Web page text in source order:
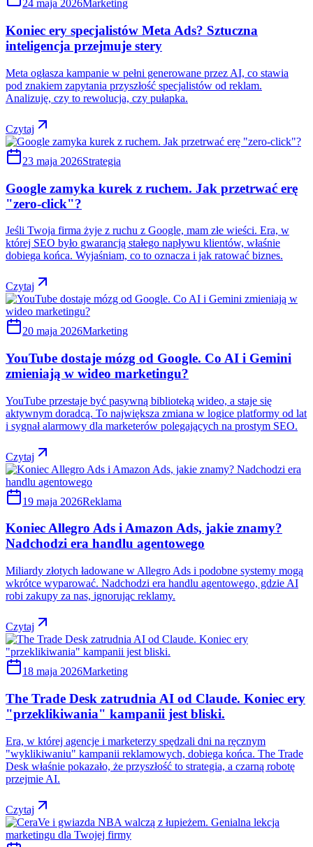
24 maja 2026Marketing
Koniec ery specjalistów Meta Ads? Sztuczna
inteligencja przejmuje stery
Meta ogłasza kampanie w pełni generowane przez AI, co stawia
pod znakiem zapytania przyszłość specjalistów od reklam.
Analizuję, czy to rewolucja, czy pułapka.
Czytaj
23 maja 2026Strategia
Google zamyka kurek z ruchem. Jak przetrwać erę
"zero-click"?
Jeśli Twoja firma żyje z ruchu z Google, mam złe wieści. Era, w
której SEO było gwarancją stałego napływu klientów, właśnie
dobiega końca. Wyjaśniam, co to oznacza i jak ratować biznes.
Czytaj
20 maja 2026Marketing
YouTube dostaje mózg od Google. Co AI i Gemini
zmieniają w wideo marketingu?
YouTube przestaje być pasywną biblioteką wideo, a staje się
aktywnym doradcą. To największa zmiana w logice platformy od lat
i sygnał alarmowy dla marketerów polegających na prostym SEO.
Czytaj
19 maja 2026Reklama
Koniec Allegro Ads i Amazon Ads, jakie znamy?
Nadchodzi era handlu agentowego
Miliardy złotych ładowane w Allegro Ads i podobne systemy mogą
wkrótce wyparować. Nadchodzi era handlu agentowego, gdzie AI
robi zakupy za nas, ignorując reklamy.
Czytaj
18 maja 2026Marketing
The Trade Desk zatrudnia AI od Claude. Koniec ery
"przeklikiwania" kampanii jest bliski.
Era, w której agencje i marketerzy spędzali dni na ręcznym
"wyklikiwaniu" kampanii reklamowych, dobiega końca. The Trade
Desk właśnie pokazało, że przyszłość to strategia, a czarną robotę
przejmie AI.
Czytaj